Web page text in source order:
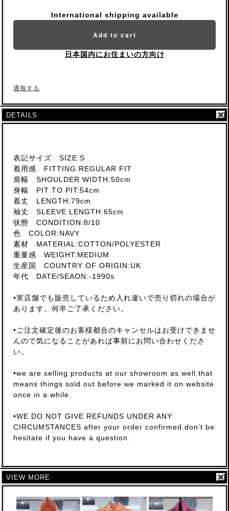
International shipping available
Add to cart
日本国内にお住まいの方向け
通報する
DETAILS
表記サイズ SIZE:S
着用感 FITTING:REGULAR FIT
肩幅 SHOULDER WIDTH:50cm
身幅 PIT TO PIT:54cm
着丈 LENGTH:79cm
袖丈 SLEEVE LENGTH:65cm
状態 CONDITION:8/10
色 COLOR:NAVY
素材 MATERIAL:COTTON/POLYESTER
重量感 WEIGHT:MEDIUM
生産国 COUNTRY OF ORIGIN:UK
年代 DATE/SEAON:-1990s
•実店舗でも販売しているため入れ違いで売り切れの場合が
あります。何卒ご了承ください。
•ご注文確定後のお客様都合のキャンセルはお受けできませ
んので気になることがあれば事前にお問い合わせくださ
い。
•we are selling products at our showroom as well.that
means things sold out before we marked it on website
once in a while.
•WE DO NOT GIVE REFUNDS UNDER ANY
CIRCUMSTANCES after your order confirmed.don’t be
hesitate if you have a question.
VIEW MORE